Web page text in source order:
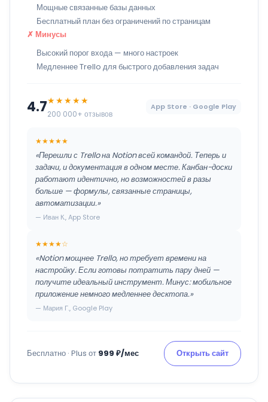
Мощные связанные базы данных
Бесплатный план без ограничений по страницам
✗ Минусы
Высокий порог входа — много настроек
Медленнее Trello для быстрого добавления задач
4.7★★★★★
200 000+ отзывов
App Store · Google Play
★★★★★
«Перешли с Trello на Notion всей командой. Теперь и
задачи, и документация в одном месте. Канбан-доски
работают идентично, но возможностей в разы
больше — формулы, связанные страницы,
автоматизации.»
— Иван К., App Store
★★★★☆
«Notion мощнее Trello, но требует времени на
настройку. Если готовы потратить пару дней —
получите идеальный инструмент. Минус: мобильное
приложение немного медленнее десктопа.»
— Мария Г., Google Play
Бесплатно · Plus от 999 ₽/мес Открыть сайт